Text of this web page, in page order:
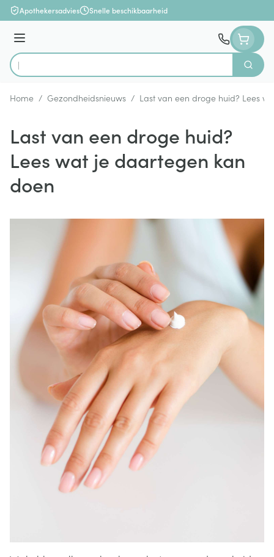
Ga naar de inhoud
Apothekersadvies Snelle beschikbaarheid
Menu
Product, merk, categorie...
Zoek
Home / Gezondheidsnieuws / Last van een droge huid? Lees
Last van een droge huid?
Lees wat je daartegen kan
doen